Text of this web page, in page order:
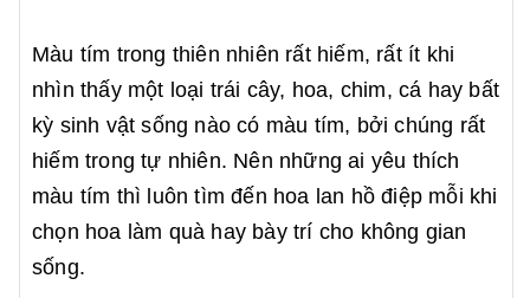
Màu tím trong thiên nhiên rất hiếm, rất ít khi
nhìn thấy một loại trái cây, hoa, chim, cá hay bất
kỳ sinh vật sống nào có màu tím, bởi chúng rất
hiếm trong tự nhiên. Nên những ai yêu thích
màu tím thì luôn tìm đến hoa lan hồ điệp mỗi khi
chọn hoa làm quà hay bày trí cho không gian
sống.